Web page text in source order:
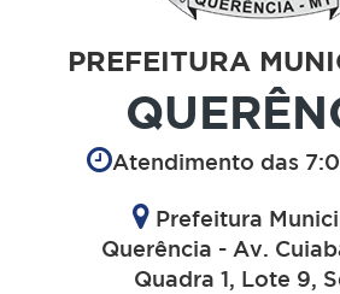
PREFEITURA
Atendimento das
Prefeitura
Querência - Av.
Quadra 1, Lote 9,